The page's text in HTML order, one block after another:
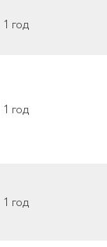
1 год
1 год
1 год